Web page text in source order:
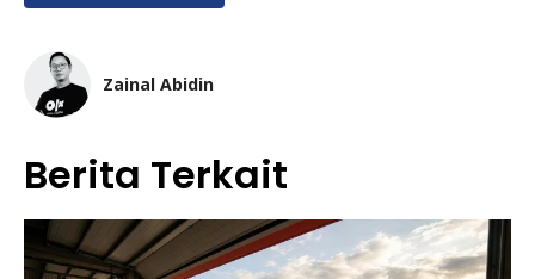
Zainal Abidin
Berita Terkait